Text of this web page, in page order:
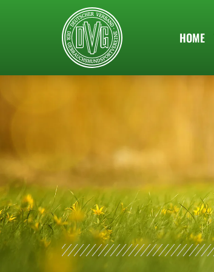
HOME